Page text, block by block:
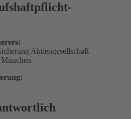
Aktiengesellschaft